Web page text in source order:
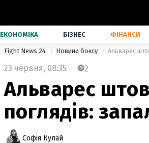
ЕКОНОМІКА БІЗНЕС ФІНАНСИ
Fight News 24 Новини боксу Альварес
23 червня, 08:35 2
Альварес
поглядів:
Софія Кулай